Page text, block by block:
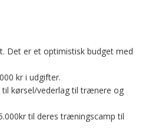
Det er et optimistisk budget med
kr i udgifter.
kørsel/vederlag til trænere og
til deres træningscamp til